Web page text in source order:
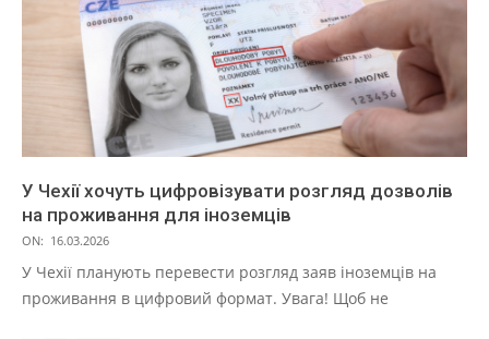
У Чехії хочуть цифровізувати розгляд дозволів
на проживання для іноземців
ON: 16.03.2026
У Чехії планують перевести розгляд заяв іноземців на
проживання в цифровий формат. Увага! Щоб не